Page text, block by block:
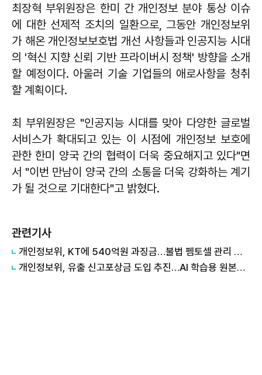
최장혁 부위원장은 한미 간 개인정보 분야 통상 이슈
에 대한 선제적 조치의 일환으로, 그동안 개인정보위
가 해온 개인정보보호법 개선 사항들과 인공지능 시대
의 '혁신 지향 신뢰 기반 프라이버시 정책' 방향을 소개
할 예정이다. 아울러 기술 기업들의 애로사항을 청취
할 계획이다.
최 부위원장은 "인공지능 시대를 맞아 다양한 글로벌
서비스가 확대되고 있는 이 시점에 개인정보 보호에
관한 한미 양국 간의 협력이 더욱 중요해지고 있다"면
서 "이번 만남이 양국 간의 소통을 더욱 강화하는 계기
가 될 것으로 기대한다"고 밝혔다.
관련기사
개인정보위, KT에 540억원 과징금…불법 펨토셀 관리 부실
개인정보위, 유출 신고포상금 도입 추진…AI 학습용 원본데이터 활용도 지원